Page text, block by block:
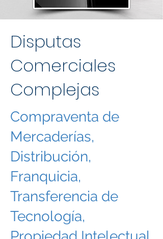
Disputas
Comerciales
Complejas
Compraventa de
Mercaderías,
Distribución,
Franquicia,
Transferencia de
Tecnología,